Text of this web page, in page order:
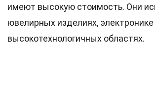
имеют высокую стоимость. Они
ювелирных изделиях, электронике
высокотехнологичных областях.